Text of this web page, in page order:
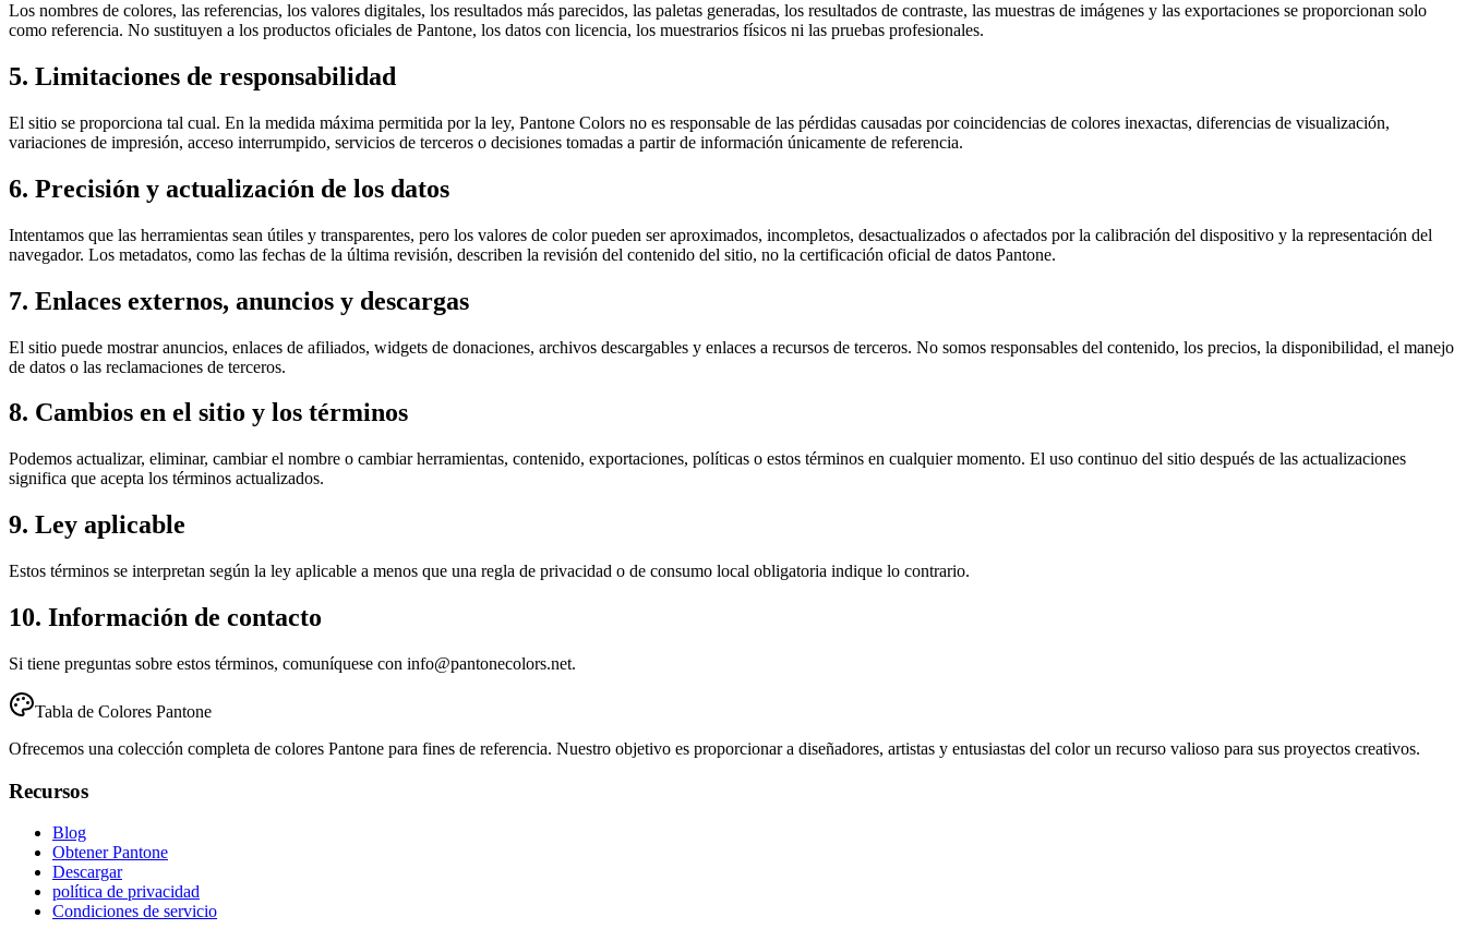
Los nombres de colores, las referencias, los valores digitales, los resultados más parecidos, las paletas generadas, los resultados de contraste, las muestras de imágenes y las exportaciones se proporcionan solo
como referencia. No sustituyen a los productos oficiales de Pantone, los datos con licencia, los muestrarios físicos ni las pruebas profesionales.
5. Limitaciones de responsabilidad
El sitio se proporciona tal cual. En la medida máxima permitida por la ley, Pantone Colors no es responsable de las pérdidas causadas por coincidencias de colores inexactas, diferencias de visualización,
variaciones de impresión, acceso interrumpido, servicios de terceros o decisiones tomadas a partir de información únicamente de referencia.
6. Precisión y actualización de los datos
Intentamos que las herramientas sean útiles y transparentes, pero los valores de color pueden ser aproximados, incompletos, desactualizados o afectados por la calibración del dispositivo y la representación del
navegador. Los metadatos, como las fechas de la última revisión, describen la revisión del contenido del sitio, no la certificación oficial de datos Pantone.
7. Enlaces externos, anuncios y descargas
El sitio puede mostrar anuncios, enlaces de afiliados, widgets de donaciones, archivos descargables y enlaces a recursos de terceros. No somos responsables del contenido, los precios, la disponibilidad, el manejo
de datos o las reclamaciones de terceros.
8. Cambios en el sitio y los términos
Podemos actualizar, eliminar, cambiar el nombre o cambiar herramientas, contenido, exportaciones, políticas o estos términos en cualquier momento. El uso continuo del sitio después de las actualizaciones
significa que acepta los términos actualizados.
9. Ley aplicable
Estos términos se interpretan según la ley aplicable a menos que una regla de privacidad o de consumo local obligatoria indique lo contrario.
10. Información de contacto
Si tiene preguntas sobre estos términos, comuníquese con info@pantonecolors.net.
Tabla de Colores Pantone
Ofrecemos una colección completa de colores Pantone para fines de referencia. Nuestro objetivo es proporcionar a diseñadores, artistas y entusiastas del color un recurso valioso para sus proyectos creativos.
Recursos
Blog
Obtener Pantone
Descargar
política de privacidad
Condiciones de servicio